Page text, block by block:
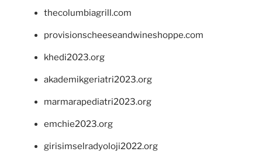
thecolumbiagrill.com
provisionscheeseandwineshoppe.com
khedi2023.org
akademikgeriatri2023.org
marmarapediatri2023.org
emchie2023.org
girisimselradyoloji2022.org